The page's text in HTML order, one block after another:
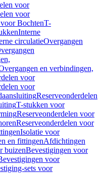
voor
voor
BochtenT-
Interne
circulatieOvergangen
en verbindingen,
voor
voor
Reserveonderdelen
T-stukken voor
Reserveonderdelen voor
Reserveonderdelen voor
Isolatie voor
en fittingenAfdichtingen
buizenBevestigingen voor
voor
sets voor